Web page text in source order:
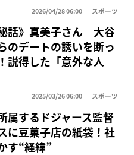
2026/04/28 06:00 スポーツ
話》真美子さん 大谷
のデートの誘いを断っ
説得した「意外な人
2025/03/26 06:00 スポーツ
属するドジャース監督
に豆菓子店の紙袋！社
す“経緯”